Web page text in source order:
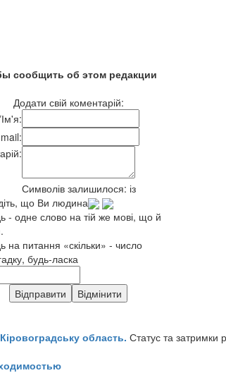
сообщить об этом редакции
Додати свій коментарій:
Ім'я:
Символів залишилося: із
що Ви людина
- одне слово на тій же мові, що й
на питання «скільки» - число
будь-ласка
область. Статус та затримки